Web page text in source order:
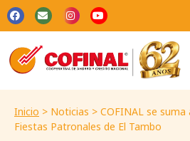
Inicio > Noticias > COFINAL se
Fiestas Patronales de El Tambo